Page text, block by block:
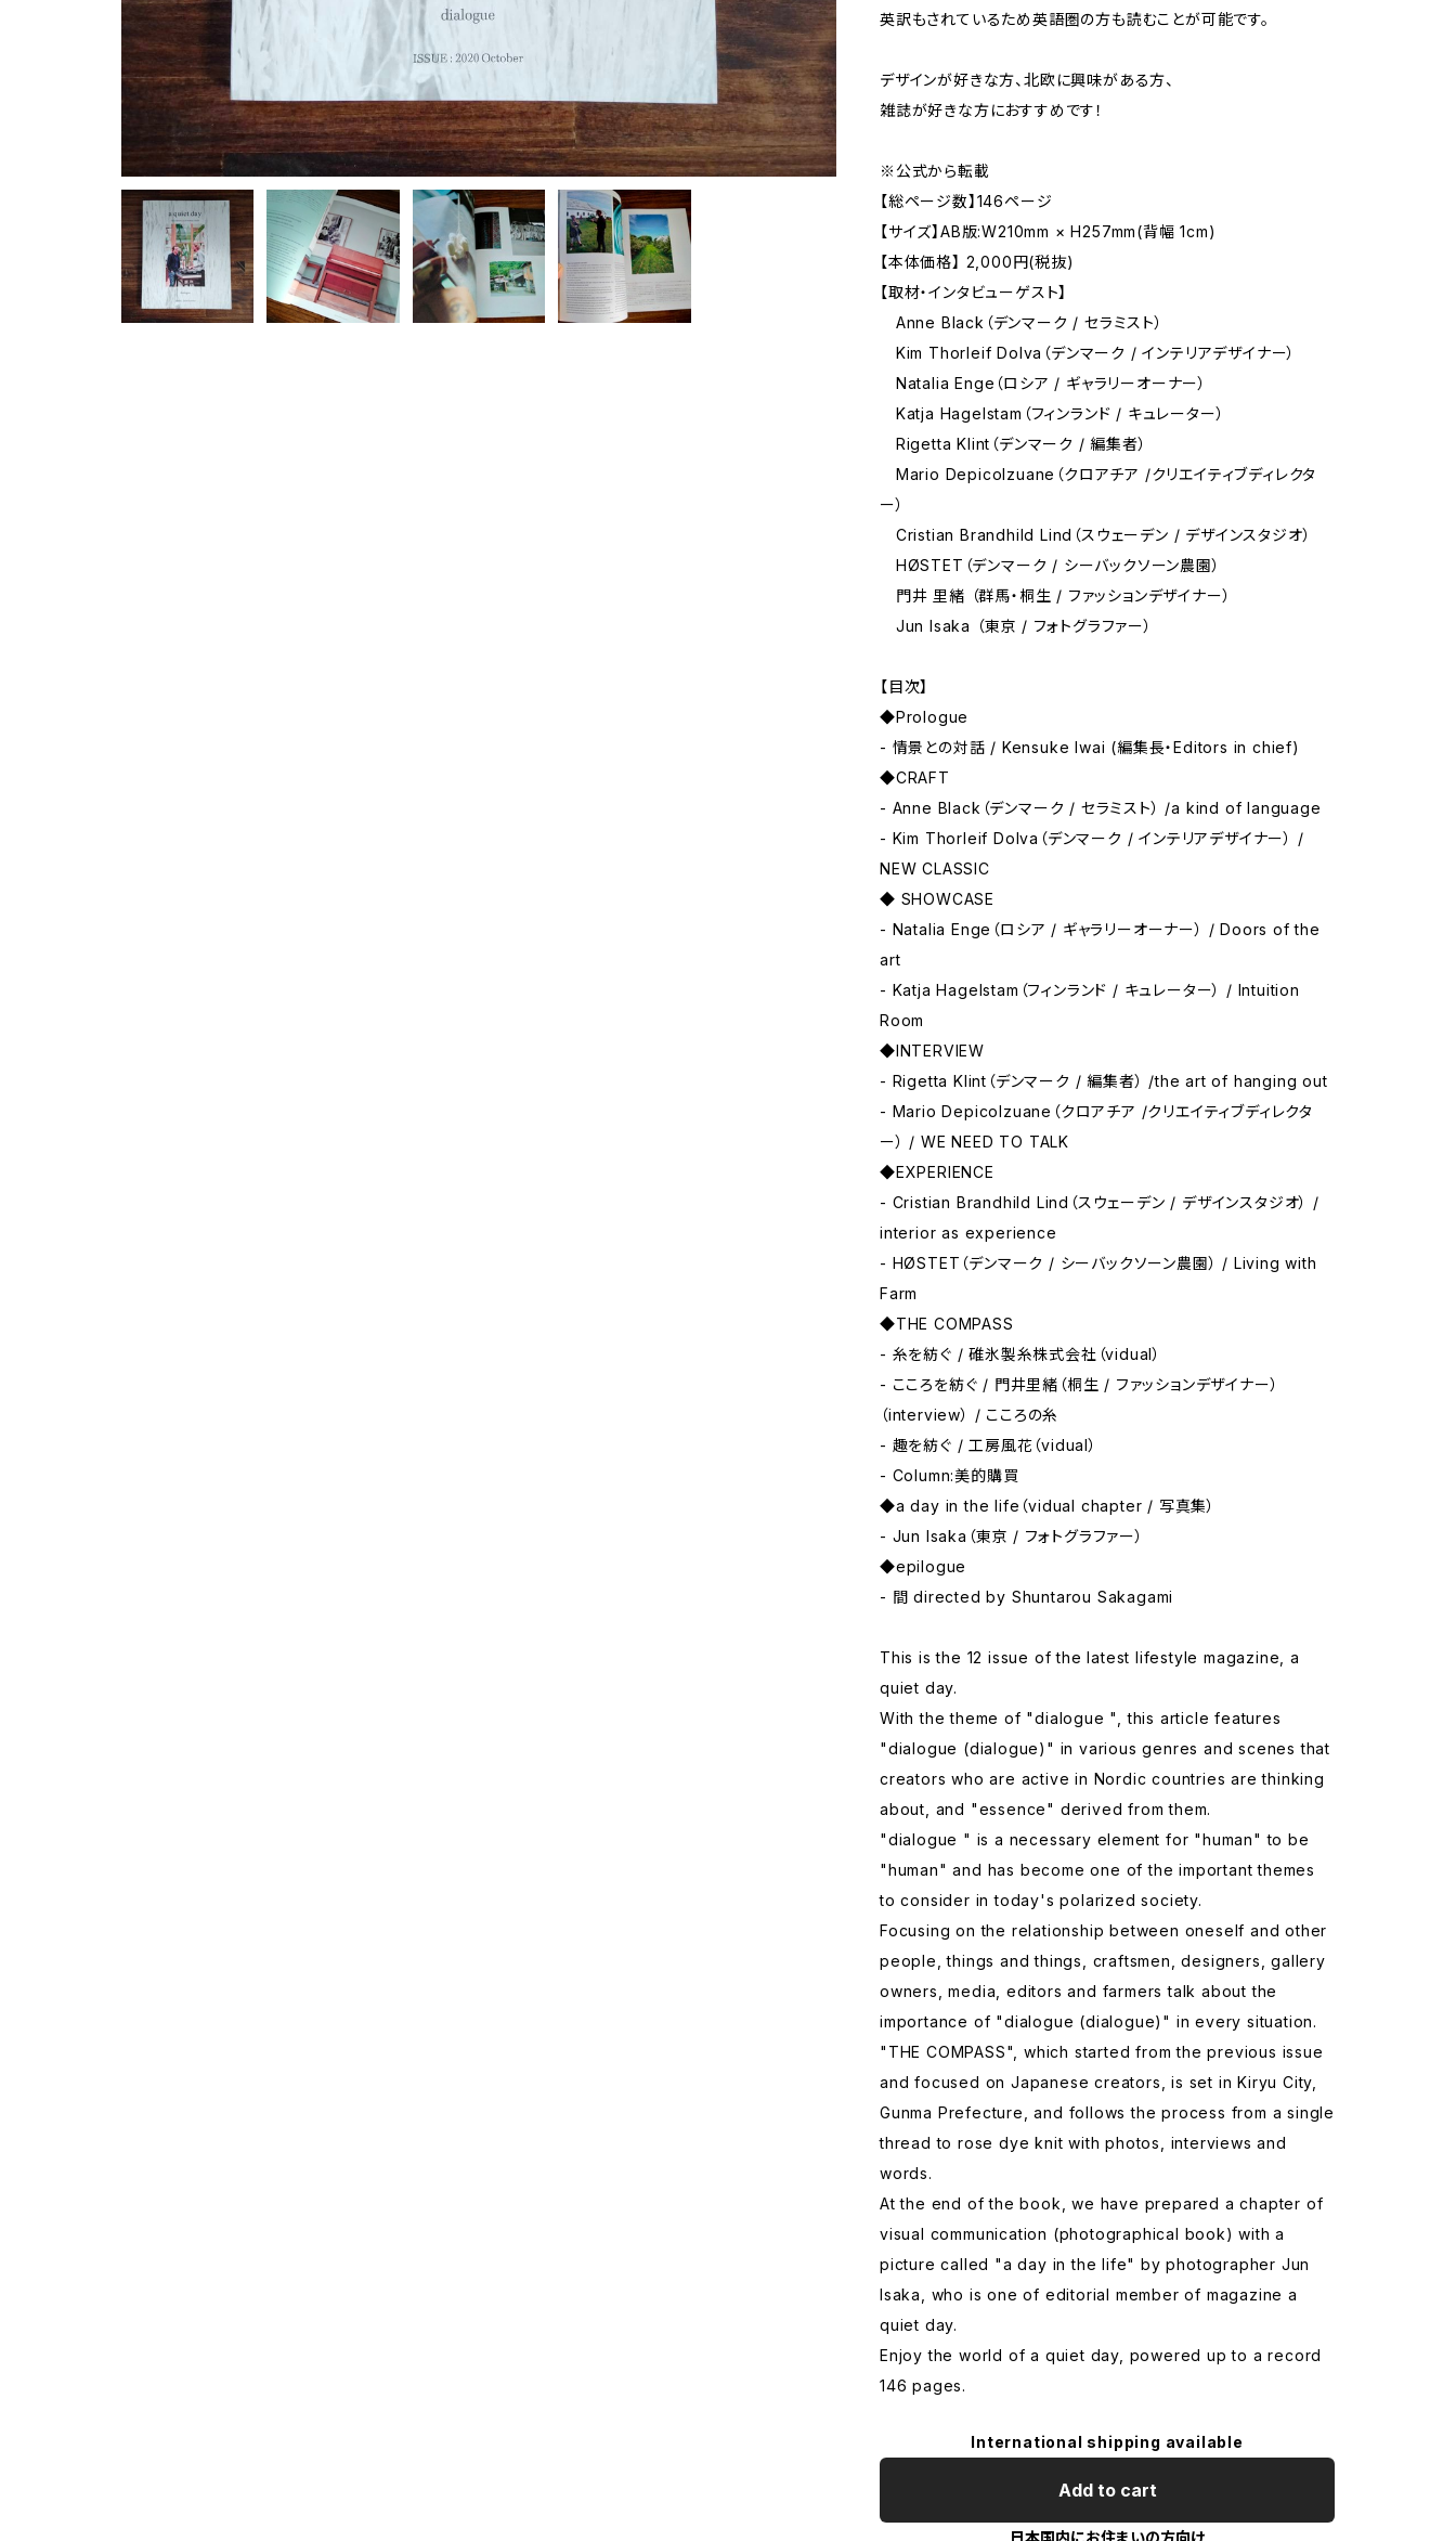
英訳もされているため英語圏の方も読むことが可能です。
デザインが好きな方、北欧に興味がある方、
雑誌が好きな方におすすめです！
※公式から転載
【総ページ数】146ページ
【サイズ】AB版:W210mm × H257mm(背幅 1cm)
【本体価格】 2,000円(税抜)
【取材・インタビューゲスト】
Anne Black（デンマーク / セラミスト）
Kim Thorleif Dolva（デンマーク / インテリアデザイナー）
Natalia Enge（ロシア / ギャラリーオーナー）
Katja Hagelstam（フィンランド / キュレーター）
Rigetta Klint（デンマーク / 編集者）
Mario Depicolzuane（クロアチア /クリエイティブディレクタ
ー）
Cristian Brandhild Lind（スウェーデン / デザインスタジオ）
HØSTET（デンマーク / シーバックソーン農園）
門井 里緒 （群馬・桐生 / ファッションデザイナー）
Jun Isaka （東京 / フォトグラファー）
【目次】
◆Prologue
- 情景との対話 / Kensuke Iwai (編集長・Editors in chief)
◆CRAFT
- Anne Black（デンマーク / セラミスト） /a kind of language
- Kim Thorleif Dolva（デンマーク / インテリアデザイナー） /
NEW CLASSIC
◆ SHOWCASE
- Natalia Enge（ロシア / ギャラリーオーナー） / Doors of the
art
- Katja Hagelstam（フィンランド / キュレーター） / Intuition
Room
◆INTERVIEW
- Rigetta Klint（デンマーク / 編集者） /the art of hanging out
- Mario Depicolzuane（クロアチア /クリエイティブディレクタ
ー） / WE NEED TO TALK
◆EXPERIENCE
- Cristian Brandhild Lind（スウェーデン / デザインスタジオ） /
interior as experience
- HØSTET（デンマーク / シーバックソーン農園） / Living with
Farm
◆THE COMPASS
- 糸を紡ぐ / 碓氷製糸株式会社（vidual）
- こころを紡ぐ / 門井里緒（桐生 / ファッションデザイナー）
（interview） / こころの糸
- 趣を紡ぐ / 工房風花（vidual）
- Column:美的購買
◆a day in the life（vidual chapter / 写真集）
- Jun Isaka（東京 / フォトグラファー）
◆epilogue
- 間 directed by Shuntarou Sakagami
This is the 12 issue of the latest lifestyle magazine, a
quiet day.
With the theme of "dialogue ", this article features
"dialogue (dialogue)" in various genres and scenes that
creators who are active in Nordic countries are thinking
about, and "essence" derived from them.
"dialogue " is a necessary element for "human" to be
"human" and has become one of the important themes
to consider in today's polarized society.
Focusing on the relationship between oneself and other
people, things and things, craftsmen, designers, gallery
owners, media, editors and farmers talk about the
importance of "dialogue (dialogue)" in every situation.
"THE COMPASS", which started from the previous issue
and focused on Japanese creators, is set in Kiryu City,
Gunma Prefecture, and follows the process from a single
thread to rose dye knit with photos, interviews and
words.
At the end of the book, we have prepared a chapter of
visual communication (photographical book) with a
picture called "a day in the life" by photographer Jun
Isaka, who is one of editorial member of magazine a
quiet day.
Enjoy the world of a quiet day, powered up to a record
146 pages.
International shipping available
Add to cart